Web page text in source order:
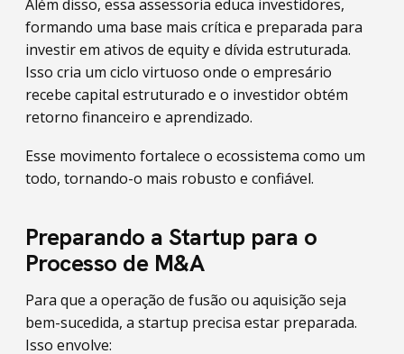
Além disso, essa assessoria educa investidores,
formando uma base mais crítica e preparada para
investir em ativos de equity e dívida estruturada.
Isso cria um ciclo virtuoso onde o empresário
recebe capital estruturado e o investidor obtém
retorno financeiro e aprendizado.
Esse movimento fortalece o ecossistema como um
todo, tornando-o mais robusto e confiável.
Preparando a Startup para o
Processo de M&A
Para que a operação de fusão ou aquisição seja
bem-sucedida, a startup precisa estar preparada.
Isso envolve: